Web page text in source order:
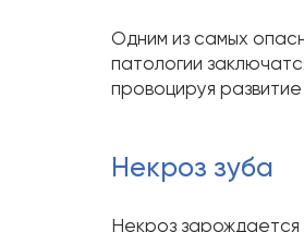
Одним из самых
патологии
провоцируя
Некроз зуба
Некроз зарождается